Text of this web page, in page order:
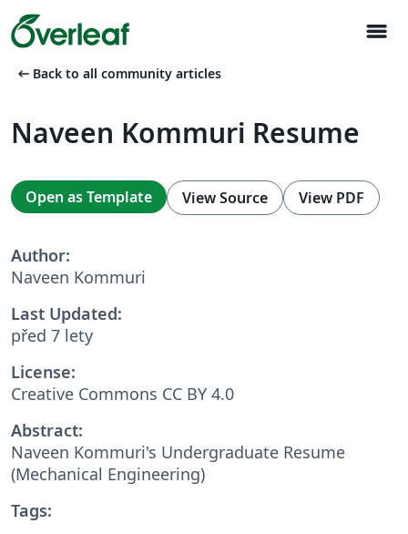
menu
arrow_left_alt Back to all community articles
Naveen Kommuri Resume
Open as Template View Source View PDF
Author:
Naveen Kommuri
Last Updated:
před 7 lety
License:
Creative Commons CC BY 4.0
Abstract:
Naveen Kommuri's Undergraduate Resume
(Mechanical Engineering)
Tags: